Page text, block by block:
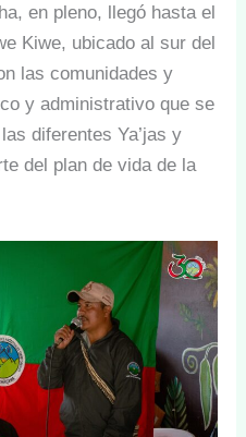
en pleno, llegó hasta el
Kiwe, ubicado al sur del
las comunidades y
y administrativo que se
diferentes Ya’jas y
del plan de vida de la